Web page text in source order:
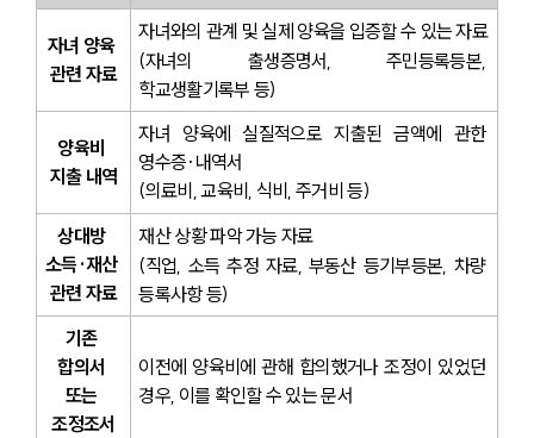
자녀 양육
관련 자료
자녀와의 관계 및 실제 양육을 입증할 수 있는 자료
(자녀의 출생증명서, 주민등록등본,
학교생활기록부 등)
양육비
지출 내역
자녀 양육에 실질적으로 지출된 금액에 관한
영수증·내역서
(의료비, 교육비, 식비, 주거비 등)
상대방
소득·재산
관련 자료
재산 상황 파악 가능 자료
(직업, 소득 추정 자료, 부동산 등기부등본, 차량
등록사항 등)
기존
합의서
또는
조정조서
이전에 양육비에 관해 합의했거나 조정이 있었던
경우, 이를 확인할 수 있는 문서